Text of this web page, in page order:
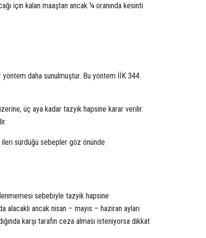
için kalan maaştan ancak ¼ oranında kesinti
daha sunulmuştur. Bu yöntem İİK 344.
üç aya kadar tazyik hapsine karar verilir.
ileri sürdüğü sebepler göz önünde
sebebiyle tazyik hapsine
ancak nisan – mayıs – haziran ayları
karşı tarafın ceza alması isteniyorsa dikkat